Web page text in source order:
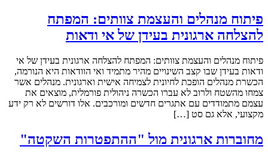
פיתוח מנהלים והעצמת צוותים: המפתח
להצלחה ארגונית בעידן של אי ודאות
פיתוח מנהלים והעצמת צוותים: המפתח להצלחה ארגונית בעידן של אי
ודאות בעידן שבו קצב השינויים מהיר מתמיד ואי הוודאות היא הנורמה,
הכשרת מנהלים הופכת לחיונית לצמיחה אישית וארגונית. מנהלים אשר
צמחו מהשטח ולרוב לא עברו הכשרה ניהולית פורמלית, מוצאים את
עצמם מתמודדים עם אתגרים חדשים ומורכבים. אלו דורשים לא רק ידע
מקצועי, אלא גם סט […]
מחוברות ארגונית מול "ההתפטרות השקטה"